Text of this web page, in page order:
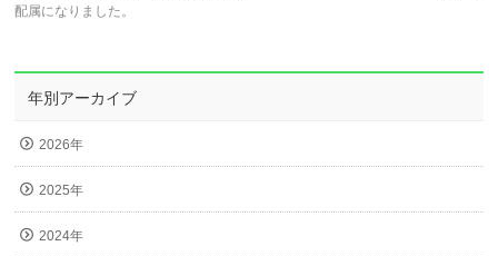
配属になりました。
年別アーカイブ
2026年
2025年
2024年